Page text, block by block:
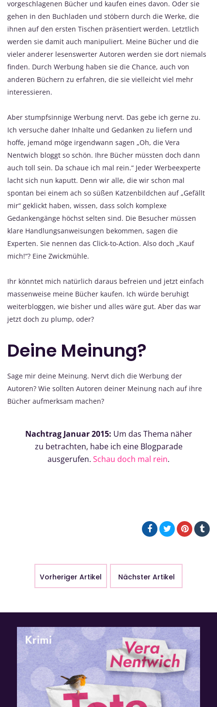
vorgeschlagenen Bücher und kaufen eines davon. Oder sie
gehen in den Buchladen und stöbern durch die Werke, die
ihnen auf den ersten Tischen präsentiert werden. Letztlich
werden sie damit auch manipuliert. Meine Bücher und die
vieler anderer lesenswerter Autoren werden sie dort niemals
finden. Durch Werbung haben sie die Chance, auch von
anderen Büchern zu erfahren, die sie vielleicht viel mehr
interessieren.
Aber stumpfsinnige Werbung nervt. Das gebe ich gerne zu.
Ich versuche daher Inhalte und Gedanken zu liefern und
hoffe, jemand möge irgendwann sagen „Oh, die Vera
Nentwich bloggt so schön. Ihre Bücher müssten doch dann
auch toll sein. Da schaue ich mal rein.“ Jeder Werbeexperte
lacht sich nun kaputt. Denn wir alle, die wir schon mal
spontan bei einem ach so süßen Katzenbildchen auf „Gefällt
mir“ geklickt haben, wissen, dass solch komplexe
Gedankengänge höchst selten sind. Die Besucher müssen
klare Handlungsanweisungen bekommen, sagen die
Experten. Sie nennen das Click-to-Action. Also doch „Kauf
mich!“? Eine Zwickmühle.
Ihr könntet mich natürlich daraus befreien und jetzt einfach
massenweise meine Bücher kaufen. Ich würde beruhigt
weiterbloggen, wie bisher und alles wäre gut. Aber das war
jetzt doch zu plump, oder?
Deine Meinung?
Sage mir deine Meinung. Nervt dich die Werbung der
Autoren? Wie sollten Autoren deiner Meinung nach auf ihre
Bücher aufmerksam machen?
Nachtrag Januar 2015: Um das Thema näher
zu betrachten, habe ich eine Blogparade
ausgerufen. Schau doch mal rein.
Vorheriger Artikel Nächster Artikel